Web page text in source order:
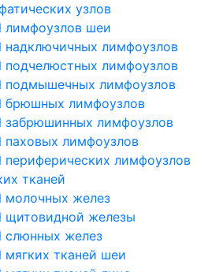
узлов
лимфоузлов шеи
надключичных лимфоузлов
подчелюстных лимфоузлов
подмышечных лимфоузлов
брюшных лимфоузлов
забрюшинных лимфоузлов
паховых лимфоузлов
периферических лимфоузлов
тканей
молочных желез
щитовидной железы
слюнных желез
мягких тканей шеи